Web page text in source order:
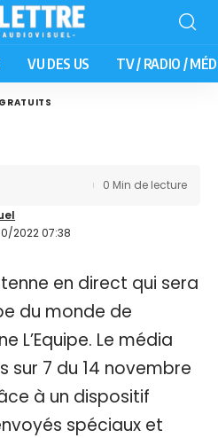
VU DES US TV / RADIO /
2022 07:38
0 Min de lecture
en direct qui sera
du monde de
L’Equipe. Le média
sur 7 du 14 novembre
à un dispositif
spéciaux et